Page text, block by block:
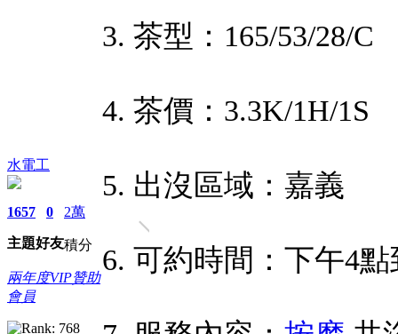
水電工
1657
主題
0
好友
2萬
積分
兩年度VIP贊助
會員
3. 茶型：165/53/28/C
4. 茶價：3.3K/1H/1S
5. 出沒區域：嘉義
6. 可約時間：下午4